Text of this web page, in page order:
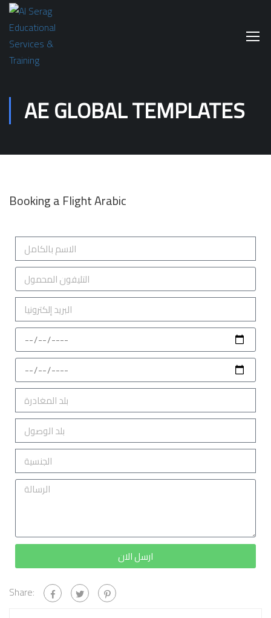
AE GLOBAL TEMPLATES
Booking a Flight Arabic
ارسل الان
Share: